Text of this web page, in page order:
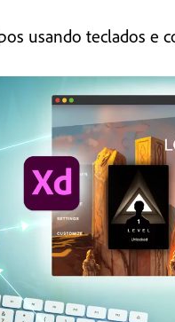
usando teclados e